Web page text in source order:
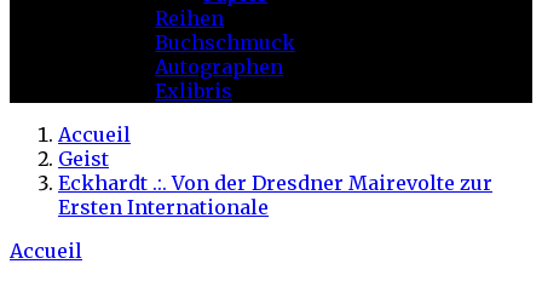
Reihen
Buchschmuck
Autographen
Exlibris
Accueil
Geist
Eckhardt .:. Von der Dresdner Mairevolte zur
Ersten Internationale
Accueil